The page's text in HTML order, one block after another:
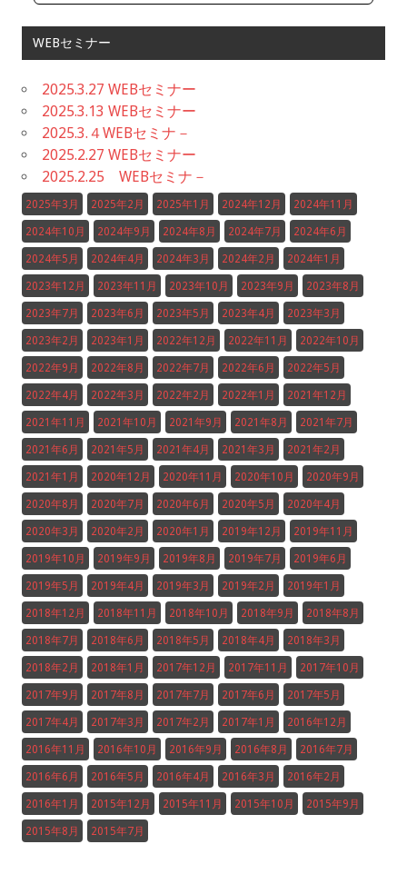
WEBセミナー
2025.3.27 WEBセミナー
2025.3.13 WEBセミナー
2025.3.４WEBセミナ－
2025.2.27 WEBセミナー
2025.2.25 WEBセミナ－
2025年3月 2025年2月 2025年1月 2024年12月 2024年11月
2024年10月 2024年9月 2024年8月 2024年7月 2024年6月
2024年5月 2024年4月 2024年3月 2024年2月 2024年1月
2023年12月 2023年11月 2023年10月 2023年9月 2023年8月
2023年7月 2023年6月 2023年5月 2023年4月 2023年3月
2023年2月 2023年1月 2022年12月 2022年11月 2022年10月
2022年9月 2022年8月 2022年7月 2022年6月 2022年5月
2022年4月 2022年3月 2022年2月 2022年1月 2021年12月
2021年11月 2021年10月 2021年9月 2021年8月 2021年7月
2021年6月 2021年5月 2021年4月 2021年3月 2021年2月
2021年1月 2020年12月 2020年11月 2020年10月 2020年9月
2020年8月 2020年7月 2020年6月 2020年5月 2020年4月
2020年3月 2020年2月 2020年1月 2019年12月 2019年11月
2019年10月 2019年9月 2019年8月 2019年7月 2019年6月
2019年5月 2019年4月 2019年3月 2019年2月 2019年1月
2018年12月 2018年11月 2018年10月 2018年9月 2018年8月
2018年7月 2018年6月 2018年5月 2018年4月 2018年3月
2018年2月 2018年1月 2017年12月 2017年11月 2017年10月
2017年9月 2017年8月 2017年7月 2017年6月 2017年5月
2017年4月 2017年3月 2017年2月 2017年1月 2016年12月
2016年11月 2016年10月 2016年9月 2016年8月 2016年7月
2016年6月 2016年5月 2016年4月 2016年3月 2016年2月
2016年1月 2015年12月 2015年11月 2015年10月 2015年9月
2015年8月 2015年7月